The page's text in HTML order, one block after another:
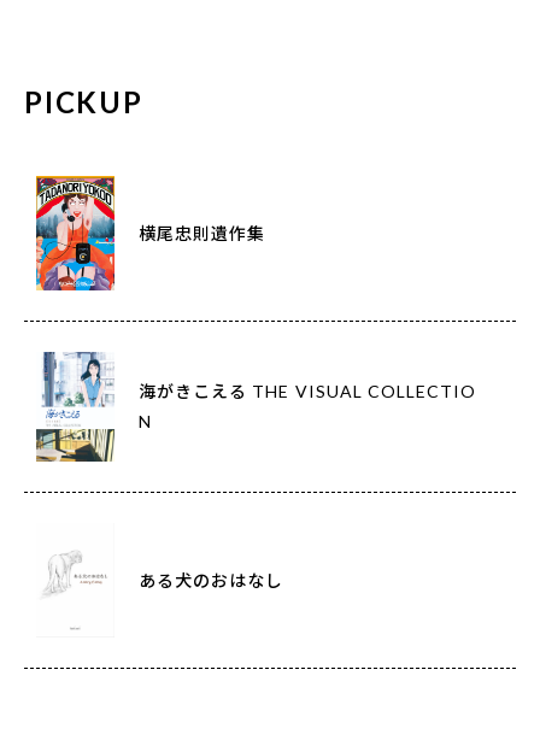
PICKUP
横尾忠則遺作集
海がきこえる THE VISUAL COLLECTIO
N
ある犬のおはなし